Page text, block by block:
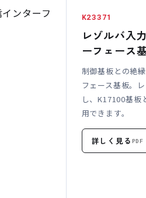
K23371
レゾルバ入
ーフェース
制御基板との絶
フェース基板。
し、K17100基板
用できます。
詳しく見る PDF